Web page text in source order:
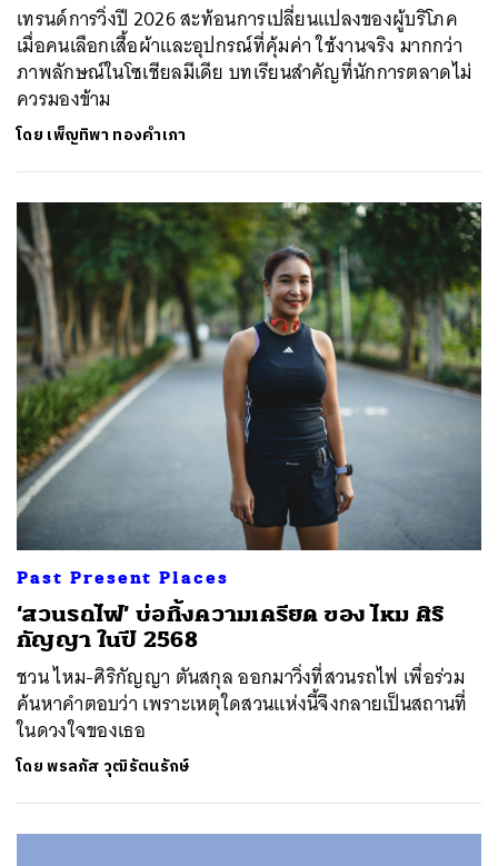
เทรนด์การวิ่งปี 2026 สะท้อนการเปลี่ยนแปลงของผู้บริโภค
เมื่อคนเลือกเสื้อผ้าและอุปกรณ์ที่คุ้มค่า ใช้งานจริง มากกว่า
ภาพลักษณ์ในโซเชียลมีเดีย บทเรียนสำคัญที่นักการตลาดไม่
ควรมองข้าม
โดย เพ็ญทิพา ทองคำเภา
Past Present Places
‘สวนรถไฟ’ บ่อทิ้งความเครียด ของ ไหม ศิริ
กัญญา ในปี 2568
ชวน ไหม-ศิริกัญญา ตันสกุล ออกมาวิ่งที่สวนรถไฟ เพื่อร่วม
ค้นหาคำตอบว่า เพราะเหตุใดสวนแห่งนี้จึงกลายเป็นสถานที่
ในดวงใจของเธอ
โดยพรลภัส วุฒิรัตนรักษ์